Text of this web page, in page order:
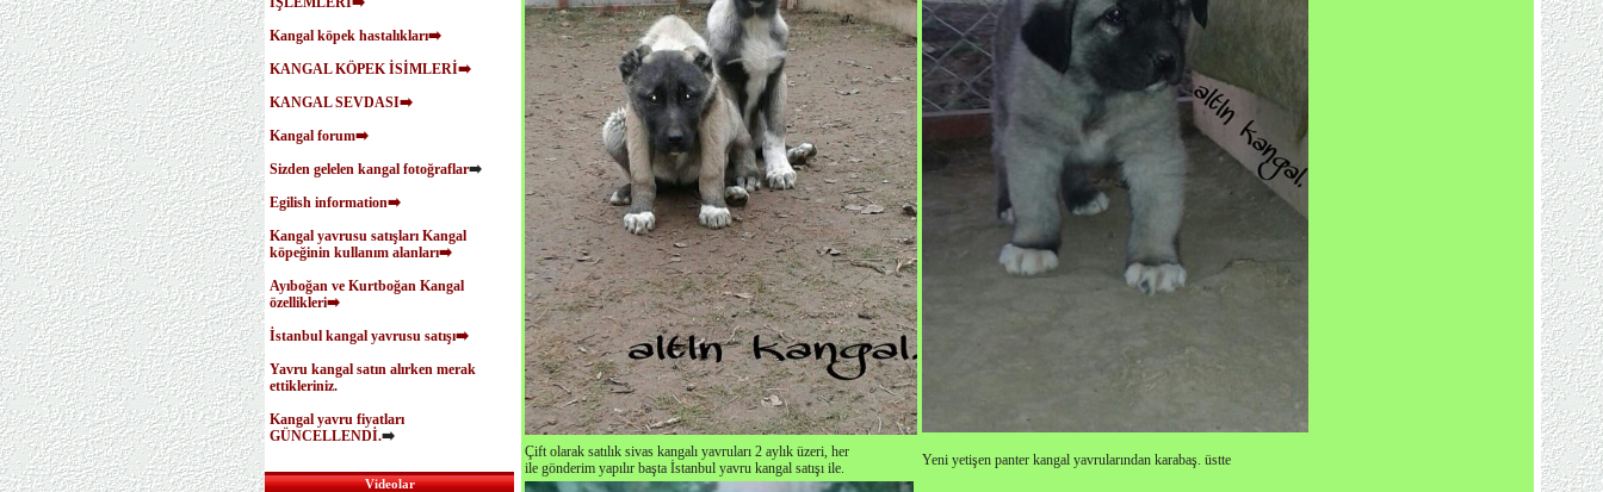
Kangal köpek hastalıkları➡️
KANGAL KÖPEK İSİMLERİ➡️
KANGAL SEVDASI➡️
Kangal forum➡️
Sizden gelelen kangal fotoğraflar➡️
Egilish information➡️
Kangal yavrusu satışları Kangal
köpeğinin kullanım alanları➡️
Ayıboğan ve Kurtboğan Kangal
özellikleri➡️
İstanbul kangal yavrusu satışı➡️
Yavru kangal satın alırken merak
ettikleriniz.
Kangal yavru fiyatları
GÜNCELLENDİ.➡️
Videolar
Çift olarak satılık sivas kangalı yavruları 2 aylık üzeri, her
ile gönderim yapılır başta İstanbul yavru kangal satışı ile.
Yeni yetişen panter kangal yavrularından karabaş. üstte